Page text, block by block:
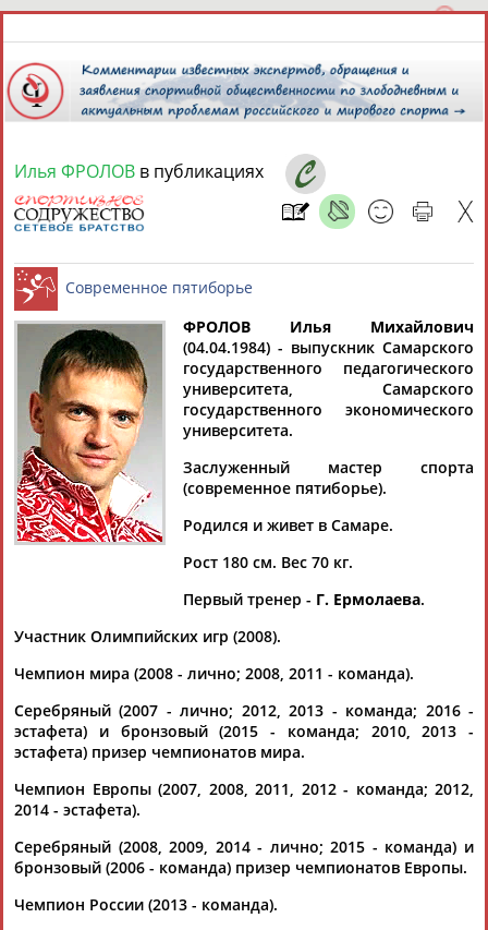
7 августа 2026 года,
СПОРТСМЕНЫ, ТРЕНЕРЫ И СПЕЦИАЛИСТЫ
Найдено: 13181персон Расширенный поиск
Аслаудин
АБАЕВ
Елена
АБАИМОВА
Мария
АБАКУМОВА
АБАЛАКИНА
АБАСОВА
АБАЧАРАЕВ
АБАШИДЗЕ
Флюра
АББАТЕ-
БУЛАТОВА
Татьяна
АББЯСОВА
Акжана
АБДИКАРИМОВА
Артур
АБДРАХМАНОВ
Илья ФРОЛОВ в публикациях
Современное пятиборье
ФРОЛОВ Илья Михайлович
(04.04.1984) - выпускник Самарского
государственного педагогического
университета, Самарского
государственного экономического
университета.
Заслуженный мастер спорта
(современное пятиборье).
Родился и живет в Самаре.
Рост 180 см. Вес 70 кг.
Первый тренер - Г. Ермолаева.
Участник Олимпийских игр (2008).
Чемпион мира (2008 - лично; 2008, 2011 - команда).
Серебряный (2007 - лично; 2012, 2013 - команда; 2016 -
эстафета) и бронзовый (2015 - команда; 2010, 2013 -
эстафета) призер чемпионатов мира.
Чемпион Европы (2007, 2008, 2011, 2012 - команда; 2012,
2014 - эстафета).
Серебряный (2008, 2009, 2014 - лично; 2015 - команда) и
бронзовый (2006 - команда) призер чемпионатов Европы.
Чемпион России (2013 - команда).